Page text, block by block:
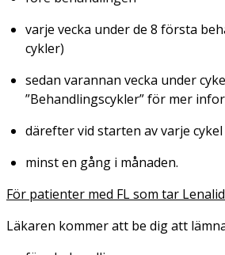
varje vecka under de 8 första
cykler)
sedan varannan vecka under
”Behandlingscykler” för mer
därefter vid starten av varje cykel
minst en gång i månaden.
För patienter med FL som tar
Läkaren kommer att be dig att